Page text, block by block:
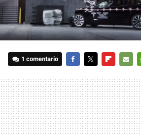
1 comentario
MAIL